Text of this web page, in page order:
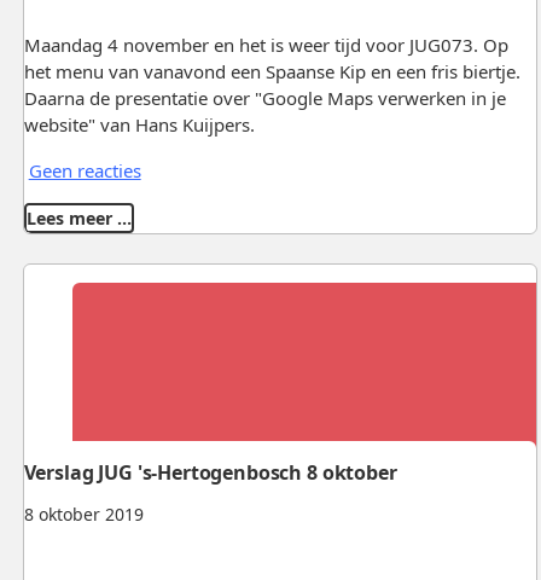
Maandag 4 november en het is weer tijd voor JUG073. Op
het menu van vanavond een Spaanse Kip en een fris biertje.
Daarna de presentatie over "Google Maps verwerken in je
website" van Hans Kuijpers.
Geen reacties
Lees meer …
8 oktober 2019
Verslag JUG 's-Hertogenbosch 8 oktober